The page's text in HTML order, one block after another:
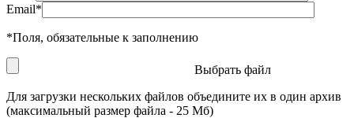
Email*
*Поля, обязательные к заполнению
Выбрать файл
Для загрузки нескольких файлов объедините их в один архив
(максимальный размер файла - 25 Мб)